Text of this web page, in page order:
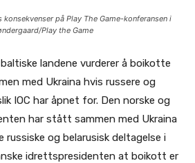
på Play The Game-konferansen i
Play the Game
landene vurderer å boikotte
med Ukraina hvis russere og
IOC har åpnet for. Den norske og
har stått sammen med Ukraina
og belarusisk deltagelse i
idrettspresidenten at boikott er